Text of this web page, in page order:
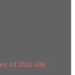
of this site